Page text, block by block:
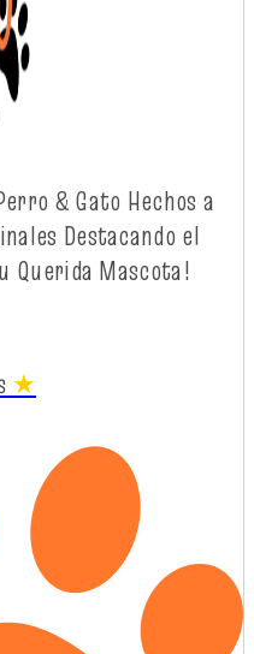
& Gato Hechos a
Destacando el
Querida Mascota!
★